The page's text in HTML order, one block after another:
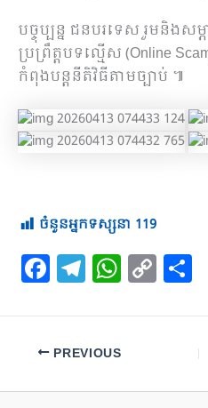
បច្ចុប្បន្ន ជនបរទេស រួមនិងសម្
ប្រព្រឹត្តបទល្មើស (Online
កំពុងបន្តនីតិវិធីតាមច្បាប់ ៕
ចំនួនអ្នកទស្សនា 119
F
a
c
e
b
T
el
e
gr
a
W
h
at
A
C
o
p
Li
e
PREVIOUS